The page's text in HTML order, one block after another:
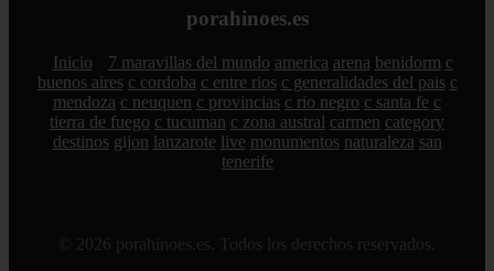
porahinoes.es
Inicio 7 maravillas del mundo america arena benidorm c
buenos aires c cordoba c entre rios c generalidades del pais c
mendoza c neuquen c provincias c rio negro c santa fe c
tierra de fuego c tucuman c zona austral carmen category
destinos gijon lanzarote live monumentos naturaleza san
tenerife
© 2026 porahinoes.es. Todos los derechos reservados.